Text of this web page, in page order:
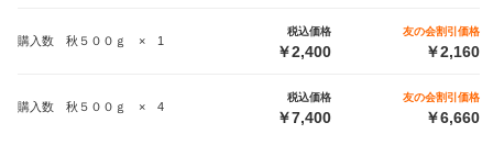
購入数 秋５００ｇ × 1
税込価格
￥2,400
友の会割引価格
￥2,160
購入数 秋５００ｇ × 4
税込価格
￥7,400
友の会割引価格
￥6,660